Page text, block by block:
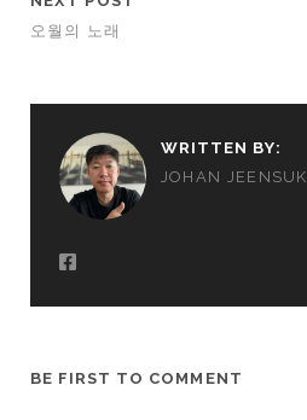
오월의 노래
WRITTEN BY:
JOHAN JEENSUK
BE FIRST TO COMMENT